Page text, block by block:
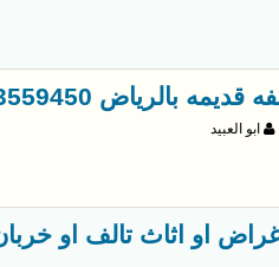
بالرياض 0503559450
ابو العبيد